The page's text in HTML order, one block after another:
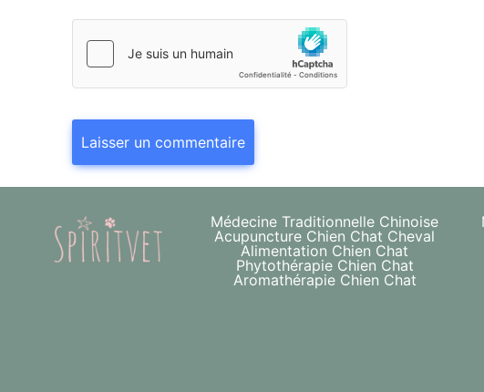
Médecine Traditionnelle Chinoise
Acupuncture Chien Chat Cheval
Alimentation Chien Chat
Phytothérapie Chien Chat
Aromathérapie Chien Chat